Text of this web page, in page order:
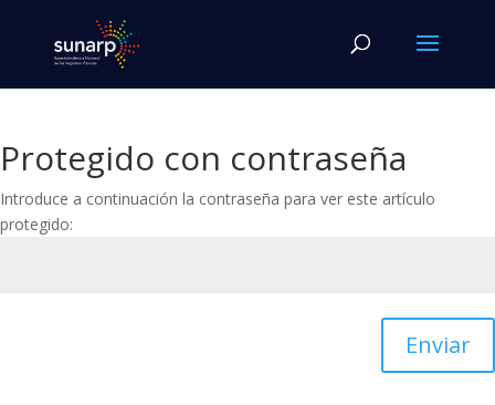
Protegido con contraseña
Introduce a continuación la contraseña para ver este artículo
protegido:
Enviar